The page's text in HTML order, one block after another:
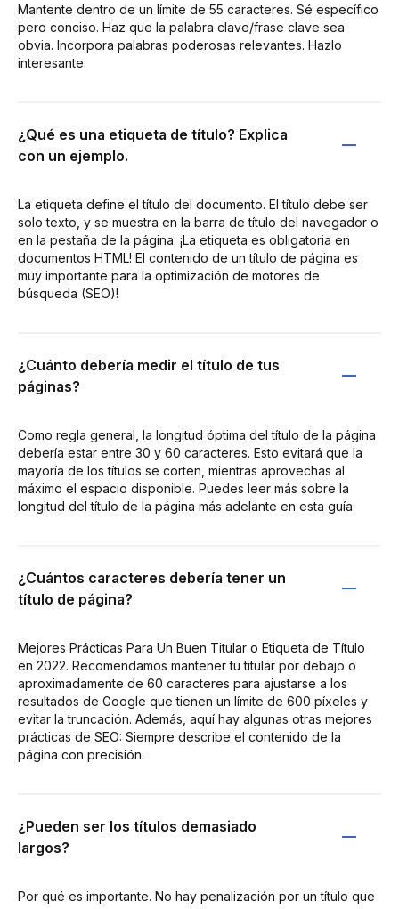
Mantente dentro de un límite de 55 caracteres. Sé específico
pero conciso. Haz que la palabra clave/frase clave sea
obvia. Incorpora palabras poderosas relevantes. Hazlo
interesante.
¿Qué es una etiqueta de título? Explica
con un ejemplo.
La etiqueta define el título del documento. El título debe ser
solo texto, y se muestra en la barra de título del navegador o
en la pestaña de la página. ¡La etiqueta es obligatoria en
documentos HTML! El contenido de un título de página es
muy importante para la optimización de motores de
búsqueda (SEO)!
¿Cuánto debería medir el título de tus
páginas?
Como regla general, la longitud óptima del título de la página
debería estar entre 30 y 60 caracteres. Esto evitará que la
mayoría de los títulos se corten, mientras aprovechas al
máximo el espacio disponible. Puedes leer más sobre la
longitud del título de la página más adelante en esta guía.
¿Cuántos caracteres debería tener un
título de página?
Mejores Prácticas Para Un Buen Titular o Etiqueta de Título
en 2022. Recomendamos mantener tu titular por debajo o
aproximadamente de 60 caracteres para ajustarse a los
resultados de Google que tienen un límite de 600 píxeles y
evitar la truncación. Además, aquí hay algunas otras mejores
prácticas de SEO: Siempre describe el contenido de la
página con precisión.
¿Pueden ser los títulos demasiado
largos?
Por qué es importante. No hay penalización por un título que